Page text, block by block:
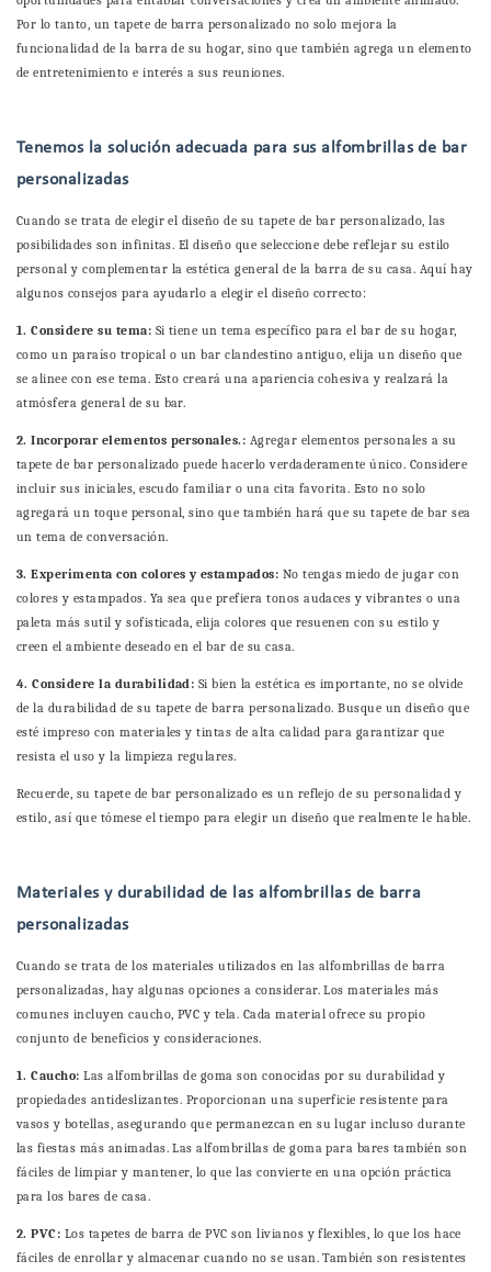
Por lo tanto, un tapete de barra personalizado no solo mejora la
funcionalidad de la barra de su hogar, sino que también agrega un elemento
de entretenimiento e interés a sus reuniones.
Tenemos la solución adecuada para sus alfombrillas de bar
personalizadas
Cuando se trata de elegir el diseño de su tapete de bar personalizado, las
posibilidades son infinitas. El diseño que seleccione debe reflejar su estilo
personal y complementar la estética general de la barra de su casa. Aquí hay
algunos consejos para ayudarlo a elegir el diseño correcto:
1. Considere su tema: Si tiene un tema específico para el bar de su hogar,
como un paraíso tropical o un bar clandestino antiguo, elija un diseño que
se alinee con ese tema. Esto creará una apariencia cohesiva y realzará la
atmósfera general de su bar.
2. Incorporar elementos personales.: Agregar elementos personales a su
tapete de bar personalizado puede hacerlo verdaderamente único. Considere
incluir sus iniciales, escudo familiar o una cita favorita. Esto no solo
agregará un toque personal, sino que también hará que su tapete de bar sea
un tema de conversación.
3. Experimenta con colores y estampados: No tengas miedo de jugar con
colores y estampados. Ya sea que prefiera tonos audaces y vibrantes o una
paleta más sutil y sofisticada, elija colores que resuenen con su estilo y
creen el ambiente deseado en el bar de su casa.
4. Considere la durabilidad: Si bien la estética es importante, no se olvide
de la durabilidad de su tapete de barra personalizado. Busque un diseño que
esté impreso con materiales y tintas de alta calidad para garantizar que
resista el uso y la limpieza regulares.
Recuerde, su tapete de bar personalizado es un reflejo de su personalidad y
estilo, así que tómese el tiempo para elegir un diseño que realmente le hable.
Materiales y durabilidad de las alfombrillas de barra
personalizadas
Cuando se trata de los materiales utilizados en las alfombrillas de barra
personalizadas, hay algunas opciones a considerar. Los materiales más
comunes incluyen caucho, PVC y tela. Cada material ofrece su propio
conjunto de beneficios y consideraciones.
1. Caucho:Las alfombrillas de goma son conocidas por su durabilidad y
propiedades antideslizantes. Proporcionan una superficie resistente para
vasos y botellas, asegurando que permanezcan en su lugar incluso durante
las fiestas más animadas. Las alfombrillas de goma para bares también son
fáciles de limpiar y mantener, lo que las convierte en una opción práctica
para los bares de casa.
2. PVC: Los tapetes de barra de PVC son livianos y flexibles, lo que los hace
fáciles de enrollar y almacenar cuando no se usan. También son resistentes